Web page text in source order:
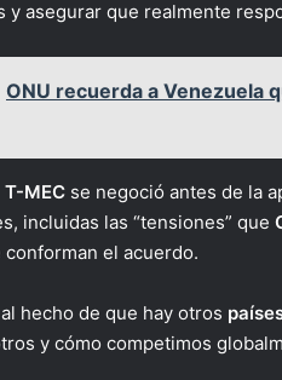
y asegurar que realmente
ONU recuerda a Venezuela
T-MEC se negoció antes de la
incluidas las “tensiones” que
el acuerdo.
hecho de que hay otros
y cómo competimos